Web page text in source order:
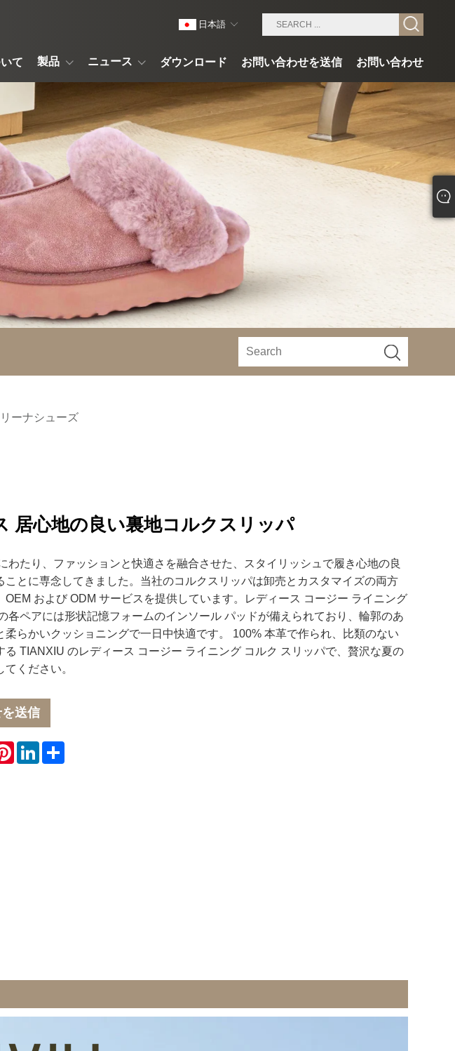
て 製品 ニュース ダウンロード お問い合わせを送信 お問い合わせ
日本語
ーナシューズ
居心地の良い裏地コルクスリッパ
わたり、ファッションと快適さを融合させた、スタイリッシュで履き心地の良
ことに専念してきました。当社のコルクスリッパは卸売とカスタマイズの両方
OEM および ODM サービスを提供しています。レディース コージー ライニング
各ペアには形状記憶フォームのインソール パッドが備えられており、輪郭のあ
柔らかいクッショニングで一日中快適です。 100% 本革で作られ、比類のない
る TIANXIU のレディース コージー ライニング コルク スリッパで、贅沢な夏の
ください。
送信
PinterestLinkedIn